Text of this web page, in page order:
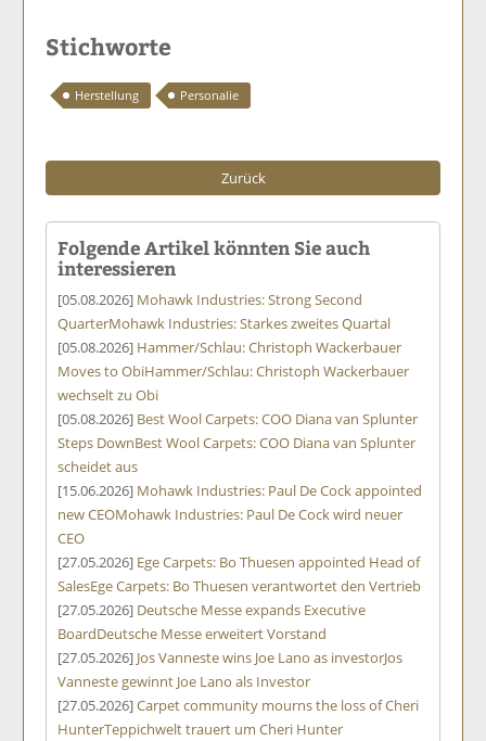
Stichworte
Herstellung Personalie
Zurück
Folgende Artikel könnten Sie auch
interessieren
[05.08.2026] Mohawk Industries: Strong Second
QuarterMohawk Industries: Starkes zweites Quartal
[05.08.2026] Hammer/Schlau: Christoph Wackerbauer
Moves to ObiHammer/Schlau: Christoph Wackerbauer
wechselt zu Obi
[05.08.2026] Best Wool Carpets: COO Diana van Splunter
Steps DownBest Wool Carpets: COO Diana van Splunter
scheidet aus
[15.06.2026] Mohawk Industries: Paul De Cock appointed
new CEOMohawk Industries: Paul De Cock wird neuer
CEO
[27.05.2026] Ege Carpets: Bo Thuesen appointed Head of
SalesEge Carpets: Bo Thuesen verantwortet den Vertrieb
[27.05.2026] Deutsche Messe expands Executive
BoardDeutsche Messe erweitert Vorstand
[27.05.2026] Jos Vanneste wins Joe Lano as investorJos
Vanneste gewinnt Joe Lano als Investor
[27.05.2026]Carpet community mourns the loss of Cheri
HunterTeppichwelt trauert um Cheri Hunter